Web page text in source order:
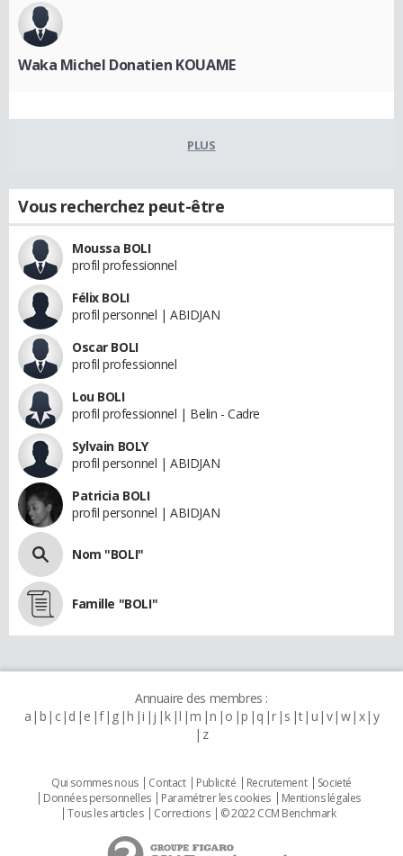
Waka Michel Donatien KOUAME
PLUS
Vous recherchez peut-être
Moussa BOLI
profil professionnel
Félix BOLI
profil personnel | ABIDJAN
Oscar BOLI
profil professionnel
Lou BOLI
profil professionnel | Belin - Cadre
Sylvain BOLY
profil personnel | ABIDJAN
Patricia BOLI
profil personnel | ABIDJAN
Nom "BOLI"
Famille "BOLI"
Annuaire des membres :
a b c d e f g h i j k l m n o p q r s t u v w x y
z
Qui sommes nous Contact Publicité Recrutement
Societé
Données personnelles
Paramétrer les cookies
Mentions légales
Tous les articles
Corrections © 2022 CCM Benchmark